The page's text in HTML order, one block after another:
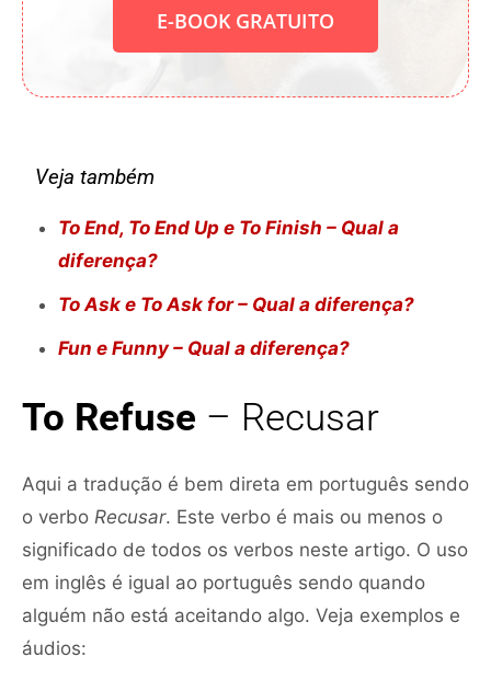
E-BOOK GRATUITO
Veja também
To End, To End Up e To Finish – Qual a
diferença?
To Ask e To Ask for – Qual a diferença?
Fun e Funny – Qual a diferença?
To Refuse – Recusar
Aqui a tradução é bem direta em português sendo
o verbo Recusar. Este verbo é mais ou menos o
significado de todos os verbos neste artigo. O uso
em inglês é igual ao português sendo quando
alguém não está aceitando algo. Veja exemplos e
áudios: